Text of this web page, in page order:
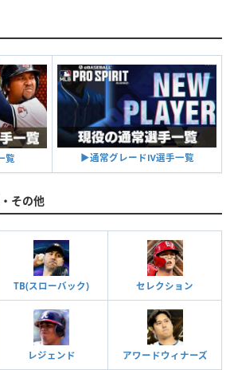
覧 ▶︎通常グレードⅣ選手一覧
その他
TB(スローバック) セレクション
レジェンド アワードウィナーズ